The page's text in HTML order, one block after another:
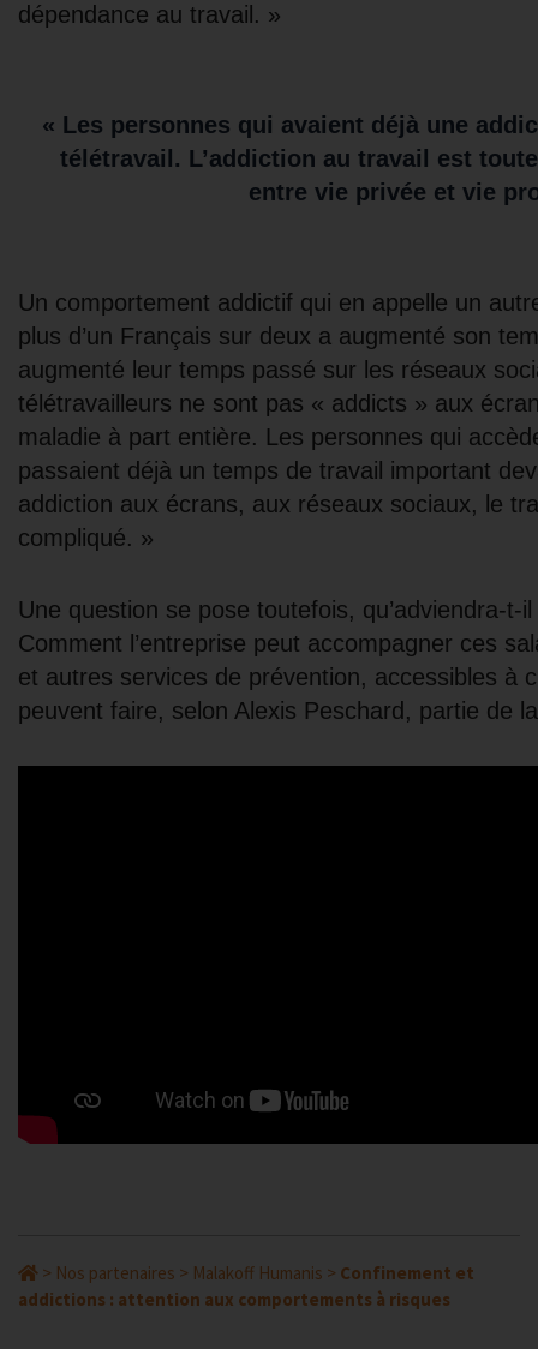
dépendance au travail. »
« Les personnes qui avaient déjà une
télétravail. L’addiction au travail est
entre vie privée et vie
Un comportement addictif qui en appelle un
plus d’un Français sur deux a augmenté son
augmenté leur temps passé sur les réseaux
télétravailleurs ne sont pas « addicts » aux
maladie à part entière. Les personnes qui
passaient déjà un temps de travail important
addiction aux écrans, aux réseaux sociaux, le
compliqué. »
Une question se pose toutefois, qu’adviendra-
Comment l’entreprise peut accompagner ces
et autres services de prévention, accessibles à
peuvent faire, selon Alexis Peschard, partie de
> Nos partenaires > Malakoff Humanis > Confinement et
addictions : attention aux comportements à risques